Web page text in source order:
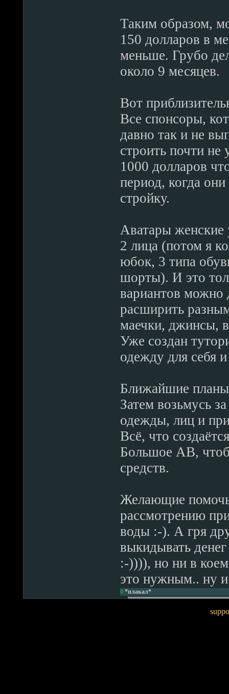
Таким образом,
150 долларов в
меньше. Грубо
около 9 месяцев.
Вот
Все спонсоры,
давно так и не
строить почти
1000 долларов
период, когда
стройку.
Аватары женские
2 лица (потом я
юбок, 3 типа
шорты). И это
вариантов можно
расширить
маечки, джинсы,
Уже создан
одежду для себя
Ближайшие планы
Затем возьмусь
одежды, лиц и
Всё, что
Большое АВ,
средств.
Желающие
рассмотрению
воды :-). А гря
выкидывать
:-)))), но ни в
это нужным.. ну
◊ *плакал*